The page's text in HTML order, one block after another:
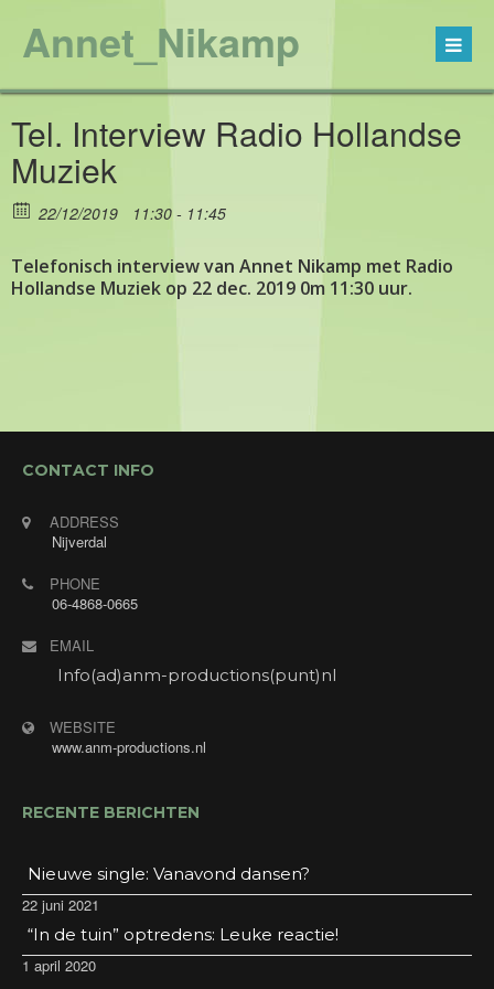
Annet_Nikamp
Tel. Interview Radio Hollandse
Muziek
22/12/2019 11:30 - 11:45
Telefonisch interview van Annet Nikamp met Radio
Hollandse Muziek op 22 dec. 2019 0m 11:30 uur.
CONTACT INFO
ADDRESS
Nijverdal
PHONE
06-4868-0665
EMAIL
Info(ad)anm-productions(punt)nl
WEBSITE
www.anm-productions.nl
RECENTE BERICHTEN
Nieuwe single: Vanavond dansen?
22 juni 2021
“In de tuin” optredens: Leuke reactie!
1 april 2020